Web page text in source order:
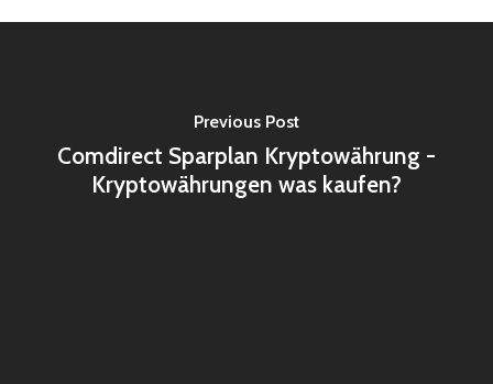
Previous Post
Comdirect Sparplan Kryptowährung -
Kryptowährungen was kaufen?